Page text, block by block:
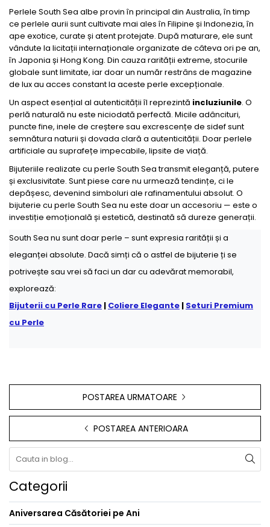
Perlele South Sea albe provin în principal din Australia, în timp
ce perlele aurii sunt cultivate mai ales în Filipine și Indonezia, în
ape exotice, curate și atent protejate. După maturare, ele sunt
vândute la licitații internaționale organizate de câteva ori pe an,
în Japonia și Hong Kong. Din cauza rarității extreme, stocurile
globale sunt limitate, iar doar un număr restrâns de magazine
de lux au acces constant la aceste perle excepționale.
Un aspect esențial al autenticității îl reprezintă incluziunile. O
perlă naturală nu este niciodată perfectă. Micile adâncituri,
puncte fine, inele de creștere sau excrescențe de sidef sunt
semnătura naturii și dovada clară a autenticității. Doar perlele
artificiale au suprafețe impecabile, lipsite de viață.
Bijuteriile realizate cu perle South Sea transmit eleganță, putere
și exclusivitate. Sunt piese care nu urmează tendințe, ci le
depășesc, devenind simboluri ale rafinamentului absolut. O
bijuterie cu perle South Sea nu este doar un accesoriu — este o
investiție emoțională și estetică, destinată să dureze generații.
South Sea nu sunt doar perle – sunt expresia rarității și a
eleganței absolute. Dacă simți că o astfel de bijuterie ți se
potrivește sau vrei să faci un dar cu adevărat memorabil,
explorează:
Bijuterii cu Perle Rare | Coliere Elegante | Seturi Premium
cu Perle
POSTAREA URMATOARE
POSTAREA ANTERIOARA
Categorii
Aniversarea Căsătoriei pe Ani